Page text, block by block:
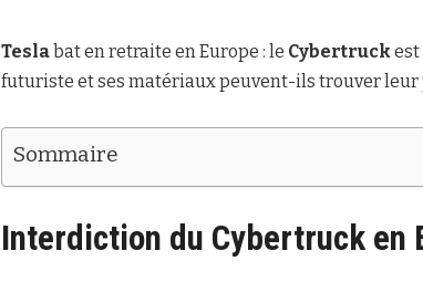
Teslabat en retraite en Europe : le Cybertruck est
futuriste et ses matériaux peuvent-ils trouver leur
Sommaire
Interdiction du Cybertruck en